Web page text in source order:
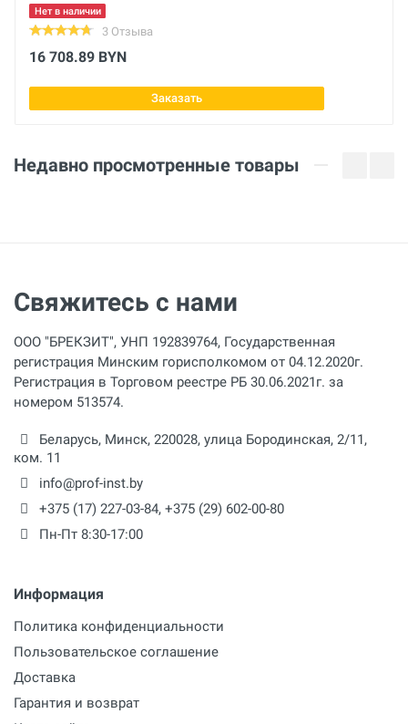
Нет в наличии
3 Отзыва
16 708.89 BYN
Заказать
Недавно просмотренные товары
Свяжитесь с нами
ООО "БРЕКЗИТ", УНП 192839764, Государственная
регистрация Минским горисполкомом от 04.12.2020г.
Регистрация в Торговом реестре РБ 30.06.2021г. за
номером 513574.
Беларусь, Минск, 220028, улица Бородинская, 2/11,
ком. 11
info@prof-inst.by
+375 (17) 227-03-84, +375 (29) 602-00-80
Пн-Пт 8:30-17:00
Информация
Политика конфиденциальности
Пользовательское соглашение
Доставка
Гарантия и возврат